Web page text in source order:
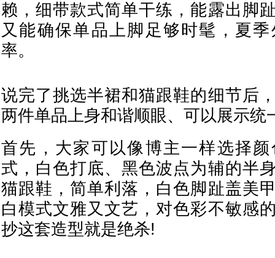
赖，细带款式简单干练，能露出脚
又能确保单品上脚足够时髦，夏
率。
说完了挑选半裙和猫跟鞋的细节后
两件单品上身和谐顺眼、可以展示统
首先，大家可以像博主一样选择
式，白色打底、黑色波点为辅的半
猫跟鞋，简单利落，白色脚趾盖美
白模式文雅又文艺，对色彩不敏感
抄这套造型就是绝杀!